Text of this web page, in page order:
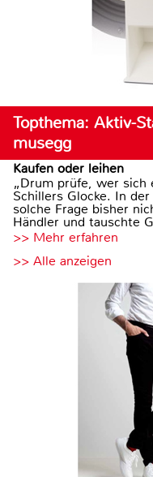
Topthema: Aktiv-
musegg
Kaufen oder leihen
„Drum prüfe, wer sich
Schillers Glocke. In
solche Frage bisher
Händler und tauschte
>> Mehr erfahren
>> Alle anzeigen